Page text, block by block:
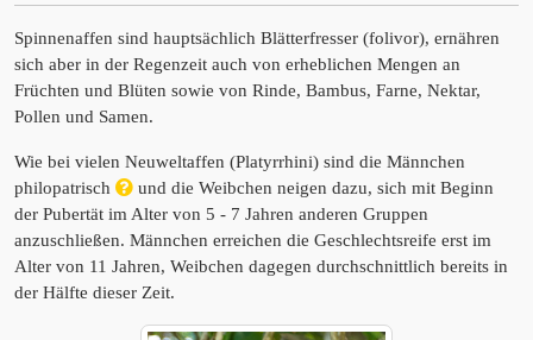
Spinnenaffen sind hauptsächlich Blätterfresser (folivor), ernähren
sich aber in der Regenzeit auch von erheblichen Mengen an
Früchten und Blüten sowie von Rinde, Bambus, Farne, Nektar,
Pollen und Samen.
Wie bei vielen Neuweltaffen (Platyrrhini) sind die Männchen
philopatrisch
und die Weibchen neigen dazu, sich mit Beginn
der Pubertät im Alter von 5 - 7 Jahren anderen Gruppen
anzuschließen. Männchen erreichen die Geschlechtsreife erst im
Alter von 11 Jahren, Weibchen dagegen durchschnittlich bereits in
der Hälfte dieser Zeit.